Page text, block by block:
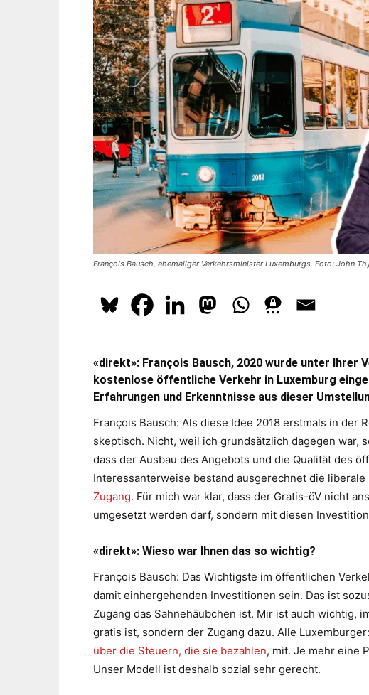
François Bausch, ehemaliger Verkehrsminister Luxemburgs. Foto: John
«direkt»: François Bausch, 2020 wurde unter
kostenlose öffentliche Verkehr in Luxemburg
Erfahrungen und Erkenntnisse aus dieser
François Bausch: Als diese Idee 2018 erstmals in der
skeptisch. Nicht, weil ich grundsätzlich dagegen war,
dass der Ausbau des Angebots und die Qualität des
Interessanterweise bestand ausgerechnet die
Zugang. Für mich war klar, dass der Gratis-öV nicht
umgesetzt werden darf, sondern mit diesen
«direkt»: Wieso war Ihnen das so wichtig?
François Bausch: Das Wichtigste im öffentlichen
damit einhergehenden Investitionen sein. Das ist
Zugang das Sahnehäubchen ist. Mir ist auch wichtig,
gratis ist, sondern der Zugang dazu. Alle
über die Steuern, die sie bezahlen, mit. Je mehr eine
Unser Modell ist deshalb sozial sehr gerecht.